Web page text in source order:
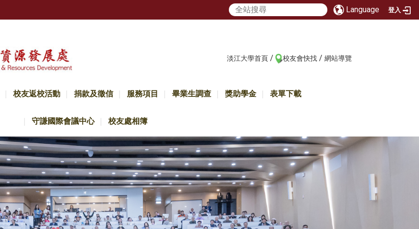
Language 登入
淡江大學首頁 / 校友會快找 / 網站導覽
校友返校活動 捐款及徵信 服務項目 畢業生調查 獎助學金 表單下載
守謙國際會議中心 校友處相簿